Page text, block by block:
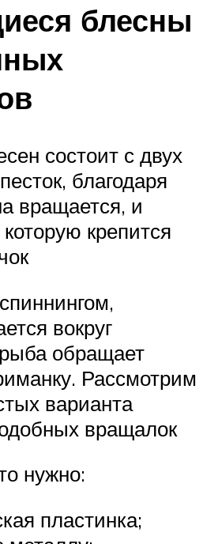
блесны
состоит с двух
благодаря
вращается, и
крепится
вокруг
обращает
Рассмотрим
варианта
вращалок
нужно:
пластинка;